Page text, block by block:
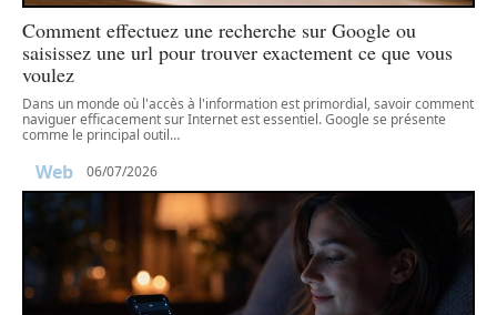
Comment effectuez une recherche sur Google ou
saisissez une url pour trouver exactement ce que vous
voulez
Dans un monde où l'accès à l'information est primordial, savoir comment
naviguer efficacement sur Internet est essentiel. Google se présente
comme le principal outil…
Web 06/07/2026